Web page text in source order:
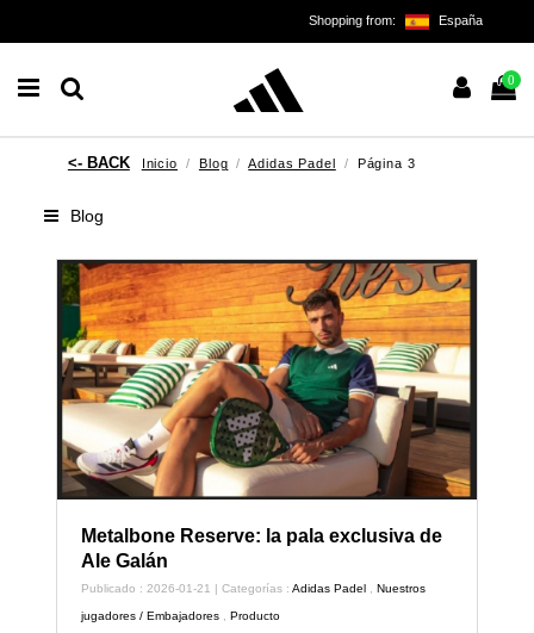
Shopping from: España
0
Inicio Blog Adidas Padel Página 3
Blog
Metalbone Reserve: la pala exclusiva de
Ale Galán
Publicado : 2026-01-21 | Categorías :Adidas Padel ,Nuestros
jugadores / Embajadores ,Producto